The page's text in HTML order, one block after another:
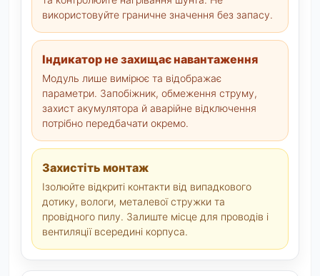
використовуйте граничне значення без запасу.
Індикатор не захищає навантаження
Модуль лише вимірює та відображає
параметри. Запобіжник, обмеження струму,
захист акумулятора й аварійне відключення
потрібно передбачати окремо.
Захистіть монтаж
Ізолюйте відкриті контакти від випадкового
дотику, вологи, металевої стружки та
провідного пилу. Залиште місце для проводів і
вентиляції всередині корпуса.